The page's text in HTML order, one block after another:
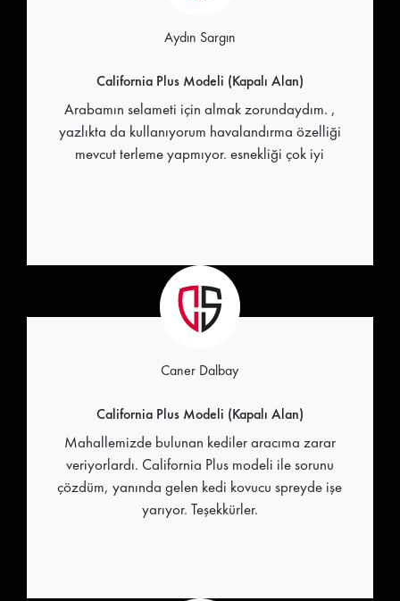
Aydın Sargın
California Plus Modeli (Kapalı Alan)
Arabamın selameti için almak zorundaydım. ,
yazlıkta da kullanıyorum havalandırma özelliği
mevcut terleme yapmıyor. esnekliği çok iyi
Caner Dalbay
California Plus Modeli (Kapalı Alan)
Mahallemizde bulunan kediler aracıma zarar
veriyorlardı. California Plus modeli ile sorunu
çözdüm, yanında gelen kedi kovucu spreyde işe
yarıyor. Teşekkürler.